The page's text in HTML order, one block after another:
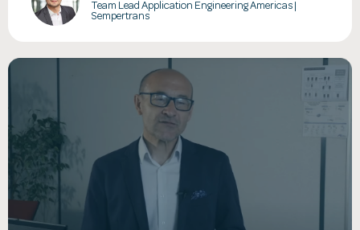
Team Lead Application Engineering Americas |
Sempertrans